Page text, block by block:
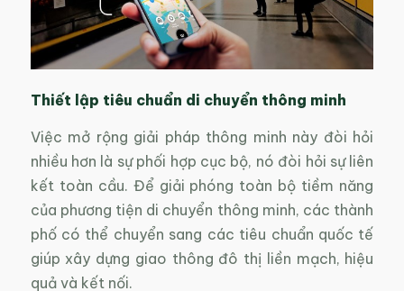
Thiết lập tiêu chuẩn di chuyển thông minh
Việc mở rộng giải pháp thông minh này đòi hỏi
nhiều hơn là sự phối hợp cục bộ, nó đòi hỏi sự liên
kết toàn cầu. Để giải phóng toàn bộ tiềm năng
của phương tiện di chuyển thông minh, các thành
phố có thể chuyển sang các tiêu chuẩn quốc tế
giúp xây dựng giao thông đô thị liền mạch, hiệu
quả và kết nối.